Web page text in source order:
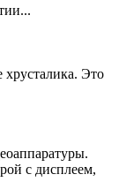
хрусталика. Это
с дисплеем,